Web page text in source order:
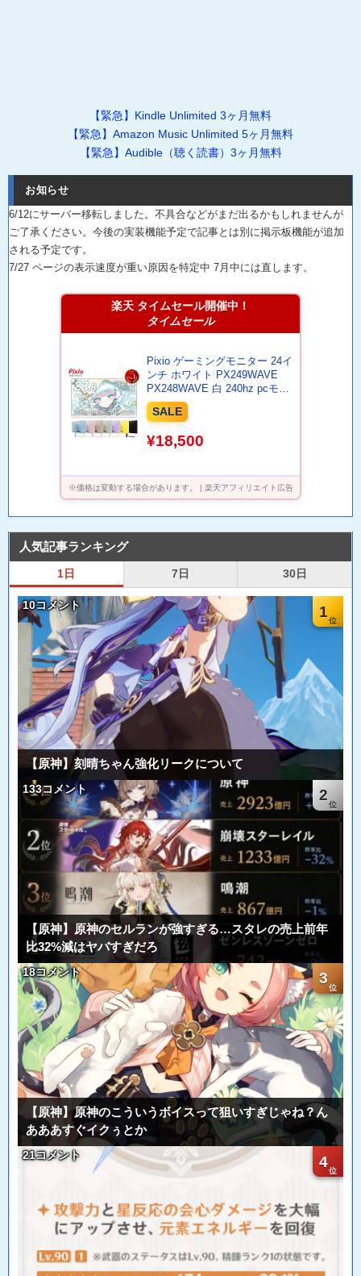
【緊急】Kindle Unlimited 3ヶ月無料
【緊急】Amazon Music Unlimited 5ヶ月無料
【緊急】Audible（聴く読書）3ヶ月無料
お知らせ
6/12にサーバー移転しました。不具合などがまだ出るかもしれませんが
ご了承ください。今後の実装機能予定で記事とは別に掲示板機能が追加
される予定です。
7/27 ページの表示速度が重い原因を特定中 7月中には直します。
楽天 タイムセール開催中！
タイムセール
Pixio ゲーミングモニター 24イ
ンチ ホワイト PX249WAVE
PX248WAVE 白 240hz pcモニ
ター 120Hz 144Hz 165Hz 対応
モニター ピンク ブルー ベージ
ア スピーカー内蔵 VESA 23.8
SALE
¥18,500
※価格は変動する場合があります。 | 楽天アフィリエイト広告
人気記事ランキング
1日 7日 30日
1
10コメント
【原神】刻晴ちゃん強化リークについて
2
133コメント
【原神】原神のセルランが強すぎる…スタレの売上前年
比32%減はヤバすぎだろ
3
18コメント
【原神】原神のこういうボイスって狙いすぎじゃね？ん
あああすぐイクぅとか
4
21コメント